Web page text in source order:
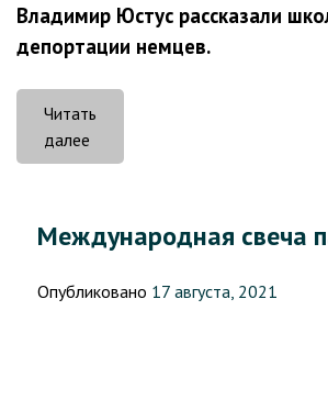
Владимир Юстус рассказали
депортации немцев.
Читать
далее
благодарности
политики
и
Международная свеча
Опубликовано 17 августа, 2021